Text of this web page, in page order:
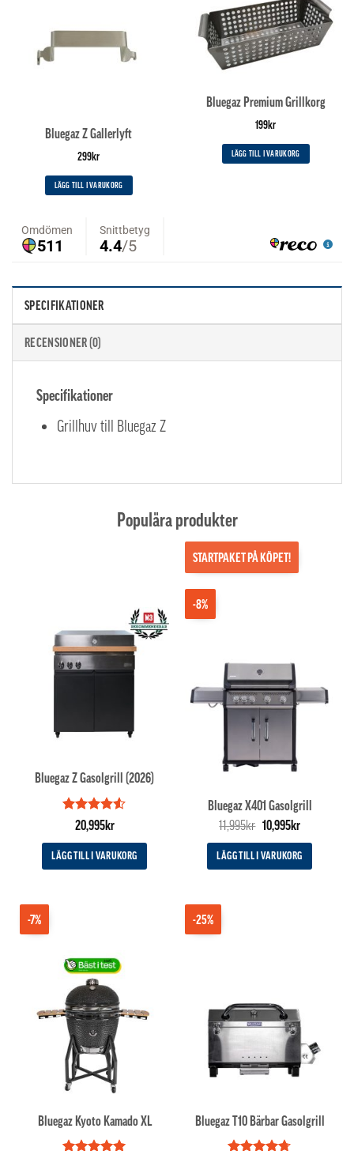
Bluegaz Z Gallerlyft
299kr
LÄGG TILL I VARUKORG
Bluegaz Premium Grillkorg
199kr
LÄGG TILL I VARUKORG
SPECIFIKATIONER
RECENSIONER (0)
Specifikationer
Grillhuv till Bluegaz Z
Populära produkter
Bluegaz Z Gasolgrill (2026)
Betygsatt
av 5
20,995kr
LÄGG TILL I VARUKORG
-8%
STARTPAKET PÅ KÖPET!
Bluegaz X401 Gasolgrill
11,995kr Det
ursprungliga
priset
var:
10,995krDet
priset
är:
LÄGG TILL I VARUKORG
-7%
Bluegaz Kyoto Kamado XL
-25%
Bluegaz T10 Bärbar Gasolgrill